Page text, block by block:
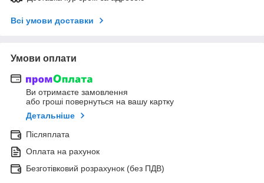
Всі умови доставки
Умови оплати
Ви отримаєте замовлення
або гроші повернуться на вашу картку
Детальніше
Післяплата
Оплата на рахунок
Безготівковий розрахунок (без ПДВ)